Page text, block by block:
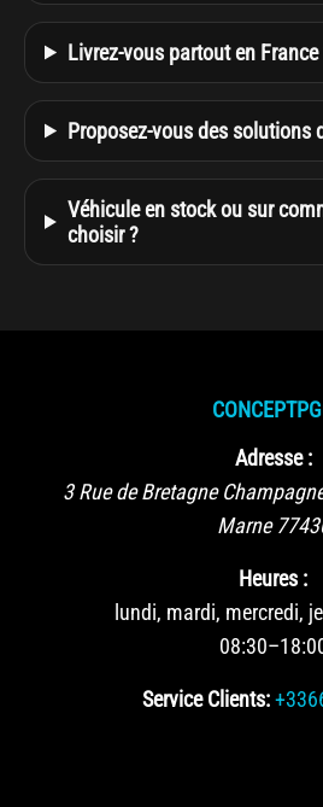
Livrez-vous partout en France
Proposez-vous des solutions
Véhicule en stock ou sur
choisir ?
Adresse :
3 Rue de Bretagne
Marne
Heures :
lundi, mardi, mercredi,
Service Clients: